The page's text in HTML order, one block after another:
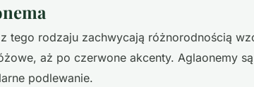
z tego rodzaju zachwycają różnorodnością
aż po czerwone akcenty. Aglaonemy
podlewanie.